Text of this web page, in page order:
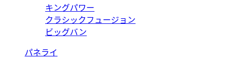
キングパワー
クラシックフュージョン
ビッグバン
パネライ